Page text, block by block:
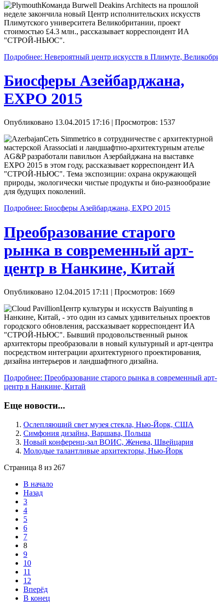
Команда Burwell Deakins Architects на прошлой
неделе закончила новый Центр исполнительских искусств
Плимутского университета Великобритании, проект
стоимостью £4.3 млн., рассказывает корреспондент ИА
"СТРОЙ-НЬЮС".
Подробнее: Невероятный центр искусств в Плимуте,
Биосферы Азейбарджана,
EXPO 2015
Опубликовано 13.04.2015 17:16 | Просмотров: 1537
Сеть Simmetrico в сотрудничестве с архитектурной
мастерской Arassociati и ландшафтно-архитектурным ателье
AG&P разработали павильон Азербайджана на выставке
EXPO 2015 в этом году, рассказывает корреспондент ИА
"СТРОЙ-НЬЮС". Тема экспозиции: охрана окружающей
природы, экологически чистые продукты и био-разнообразие
для будущих поколений.
Подробнее: Биосферы Азейбарджана, EXPO 2015
Преобразование старого
рынка в современный арт-
центр в Нанкине, Китай
Опубликовано 12.04.2015 17:11 | Просмотров: 1669
Центр культуры и искусств Baiyunting в
Нанкине, Китай, - это один из самых удивительных проектов
городского обновления, рассказывает корреспондент ИА
"СТРОЙ-НЬЮС". Бывший продовольственный рынок
архитекторы преобразовали в новый культурный и арт-центра
посредством интеграции архитектурного проектирования,
дизайна интерьеров и ландшафтного дизайна.
Подробнее: Преобразование старого рынка в современный арт-
центр в Нанкине, Китай
Еще новости...
Ослепляющий свет музея стекла, Нью-Йорк, США
Симфония дизайна, Варшава, Польша
Новый конференц-зал ВОИС, Женева, Швейцария
Молодые талантливые архитекторы, Нью-Йорк
Страница 8 из 267
В начало
Назад
3
4
5
6
7
8
9
10
11
12
Вперёд
В конец